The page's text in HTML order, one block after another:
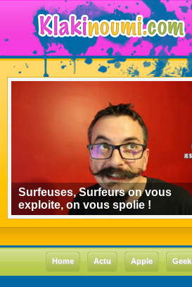
Surfeuses, Surfeurs on vous
exploite, on vous spolie !
Home Actu Apple Geek